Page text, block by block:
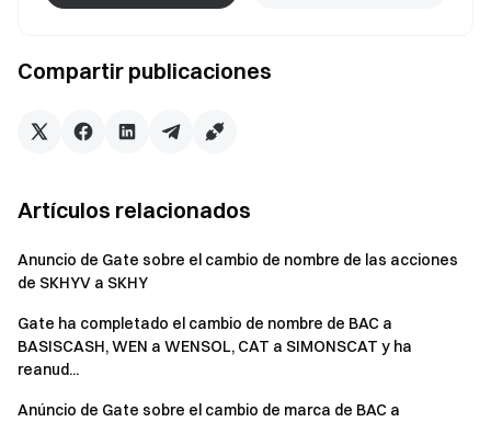
Compartir publicaciones
Artículos relacionados
Anuncio de Gate sobre el cambio de nombre de las acciones
de SKHYV a SKHY
Gate ha completado el cambio de nombre de BAC a
BASISCASH, WEN a WENSOL, CAT a SIMONSCAT y ha
reanud...
Anúncio de Gate sobre el cambio de marca de BAC a